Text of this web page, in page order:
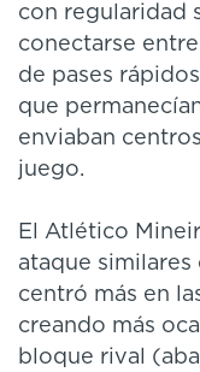
con regularidad
conectarse
de pases
que
enviaban
juego.
El Atlético
ataque
centró más en
creando más
bloque rival